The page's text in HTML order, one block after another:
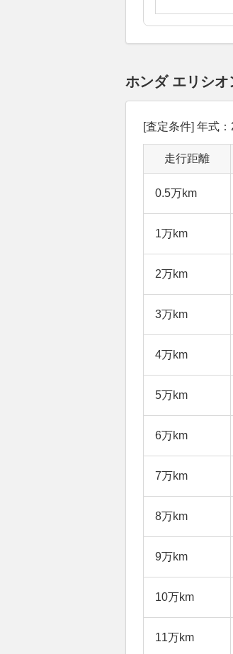
ホンダ エリシ
[査定条件] 年式
走行距離
0.5万km
1万km
2万km
3万km
4万km
5万km
6万km
7万km
8万km
9万km
10万km
11万km